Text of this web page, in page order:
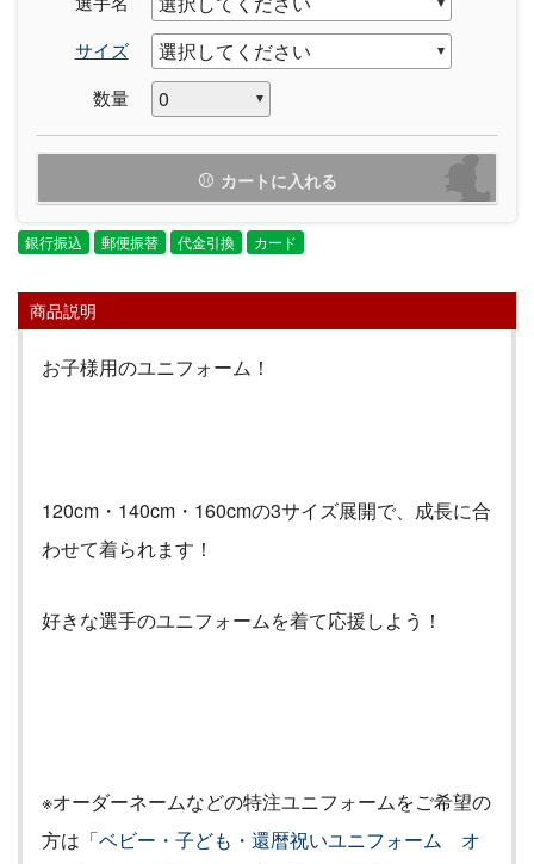
サイズ
数量
カートに入れる
銀行振込 郵便振替 代金引換 カード
商品説明
お子様用のユニフォーム！
120cm・140cm・160cmの3サイズ展開で、成長に合
わせて着られます！
好きな選手のユニフォームを着て応援しよう！
※オーダーネームなどの特注ユニフォームをご希望の
方は「ベビー・子ども・還暦祝いユニフォーム オ